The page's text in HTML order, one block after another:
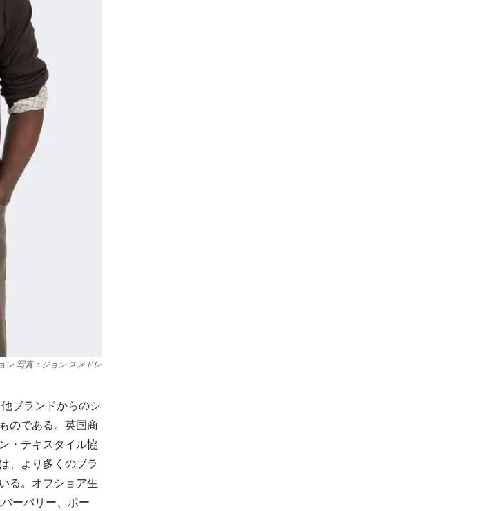
ン 写真：ジョン スメドレ
ブランドからのシ
のである。英国商
・テキスタイル協
、より多くのブラ
る。オフショア生
ーバリー、ポー